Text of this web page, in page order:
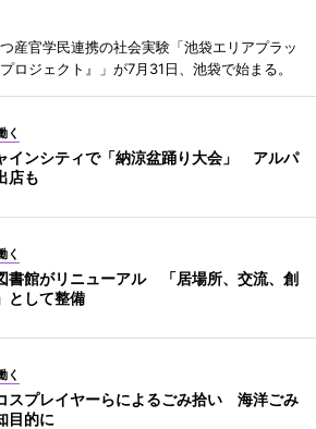
産官学民連携の社会実験「池袋エリアプラッ
ロジェクト』」が7月31日、池袋で始まる。
く
インシティで「納涼盆踊り大会」 アルパ
店も
く
書館がリニューアル 「居場所、交流、創
として整備
く
スプレイヤーらによるごみ拾い 海洋ごみ
目的に